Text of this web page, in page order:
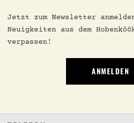
Jetzt zum Newsletter
Neuigkeiten aus dem
verpassen!
ANMELDEN